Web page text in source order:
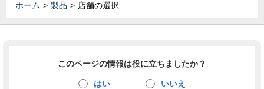
ホーム 製品 店舗の選択
このページの情報は役に立ちましたか？
はい いいえ